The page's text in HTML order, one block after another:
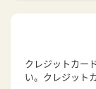
クレジットカー
い。クレジット